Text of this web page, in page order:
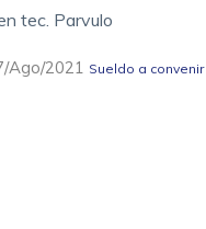
tec. Parvulo
Ago/2021 Sueldo a convenir